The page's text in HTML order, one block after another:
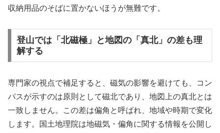
収納用品のそばに置かないほうが無難です。
登山では「北磁極」と地図の「真北」の差も理
解する
専門家の視点で補足すると、磁気の影響を避けても、コン
パスが示すのは原則として磁北であり、地図上の真北とは
一致しません。この差は偏角と呼ばれ、地域や時期で変化
します。国土地理院は地磁気・偏角に関する情報を公開し